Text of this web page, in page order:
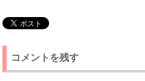
コメントを残す